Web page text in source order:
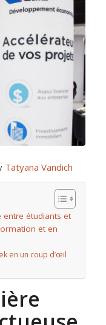
Tatyana Vandich
entre étudiants et
et en
en un coup d’œil